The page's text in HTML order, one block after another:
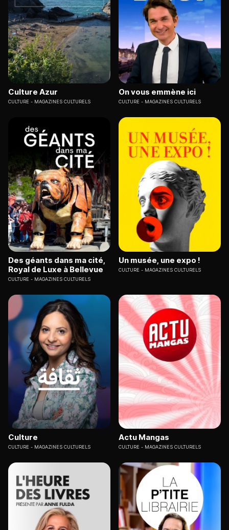
Culture Azur
CULTURE MAGAZINES CULTURELS
On vous emmène ici
CULTURE MAGAZINES CULTURELS
Des géants dans ma cité,
Royal de Luxe à Bellevue
CULTURE MAGAZINES CULTURELS
Un musée, une expo !
CULTURE MAGAZINES CULTURELS
Culture
CULTURE MAGAZINES CULTURELS
Actu Mangas
CULTURE MAGAZINES CULTURELS